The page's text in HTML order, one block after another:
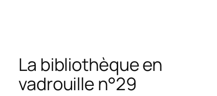
La bibliothèque en
vadrouille n°29